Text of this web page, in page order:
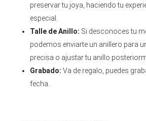
preservar tu joya, haciendo tu
especial.
Talle de Anillo: Si desconoces tu
podemos enviarte un anillero para
precisa o ajustar tu anillo
Grabado: Va de regalo, puedes
fecha.